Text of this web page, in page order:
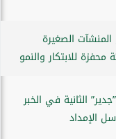
الصغيرة
للابتكار والنمو
الثانية في الخبر
الإمداد